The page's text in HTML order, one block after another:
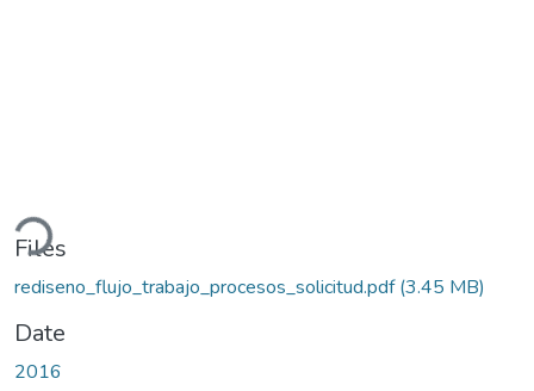
Files
rediseno_flujo_trabajo_procesos_solicitud.pdf(3.45 MB)
Date
2016